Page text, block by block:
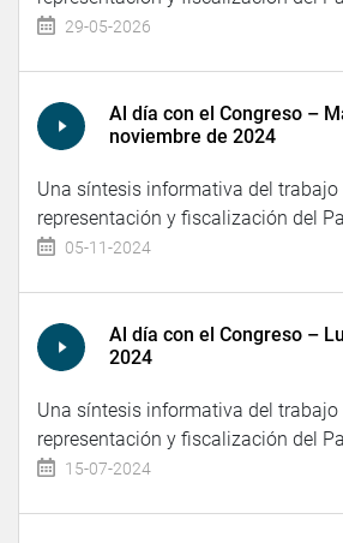
29-05-2026
Al día con el Congreso –
noviembre de 2024
Una síntesis informativa del
representación y fiscalización del
05-11-2024
Al día con el Congreso –
2024
Una síntesis informativa del
representación y fiscalización del
15-07-2024